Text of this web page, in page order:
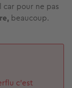
pour ne pas
beaucoup.
c’est